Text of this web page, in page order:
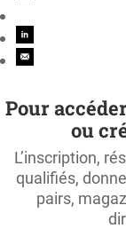
Pour
ou
L’inscription,
qualifiés,
pairs,